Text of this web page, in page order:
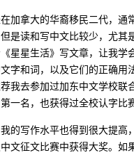
加拿大的华裔移民二代，通
是读和写中文比较少，尤其
星星生活》写文章，让我学
字和词，以及它们的正确用
我去参加过加东中文学校联
一名，也获得过全校认字比
的写作水平也得到很大提高
文征文比赛中获得大奖。如